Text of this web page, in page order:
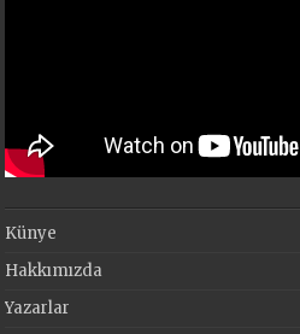
Künye
Hakkımızda
Yazarlar